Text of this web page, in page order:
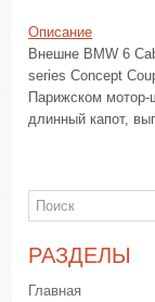
Описание
Внешне BMW 6
series Concept
Парижском
длинный капот,
РАЗДЕЛЫ
Главная